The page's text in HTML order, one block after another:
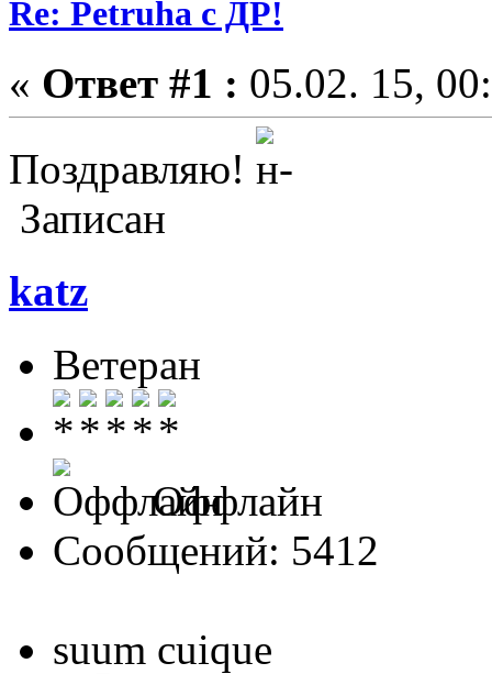
Re: Petruha с ДР!
« Ответ #1 : 05.02. 15,
Поздравляю!
Записан
katz
Ветеран
Оффлайн
Сообщений: 5412
suum cuique